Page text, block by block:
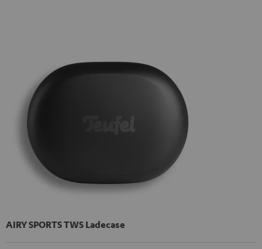
AIRY SPORTS TWS Ladecase